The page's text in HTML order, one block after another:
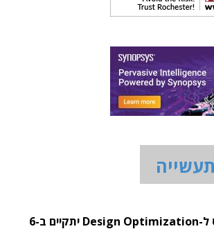
וובינר סינופסיס ל-Design Optimization יתקיים ב-6